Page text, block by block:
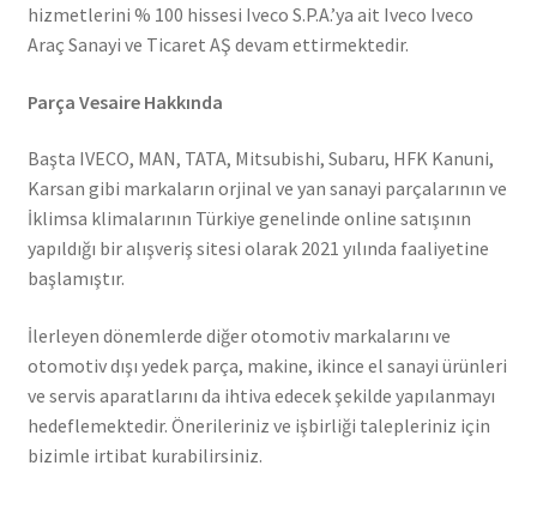
hizmetlerini % 100 hissesi Iveco S.P.A.’ya ait Iveco Iveco
Araç Sanayi ve Ticaret AŞ devam ettirmektedir.
Parça Vesaire Hakkında
Başta IVECO, MAN, TATA, Mitsubishi, Subaru, HFK Kanuni,
Karsan gibi markaların orjinal ve yan sanayi parçalarının ve
İklimsa klimalarının Türkiye genelinde online satışının
yapıldığı bir alışveriş sitesi olarak 2021 yılında faaliyetine
başlamıştır.
İlerleyen dönemlerde diğer otomotiv markalarını ve
otomotiv dışı yedek parça, makine, ikince el sanayi ürünleri
ve servis aparatlarını da ihtiva edecek şekilde yapılanmayı
hedeflemektedir. Önerileriniz ve işbirliği talepleriniz için
bizimle irtibat kurabilirsiniz.